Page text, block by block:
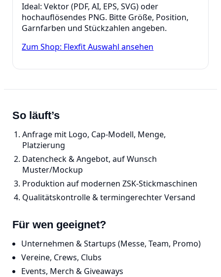
Ideal: Vektor (PDF, AI, EPS, SVG) oder
hochauflösendes PNG. Bitte Größe, Position,
Garnfarben und Stückzahlen angeben.
Zum Shop: Flexfit Auswahl ansehen
So läuft’s
Anfrage mit Logo, Cap‑Modell, Menge,
Platzierung
Datencheck & Angebot, auf Wunsch
Muster/Mockup
Produktion auf modernen ZSK‑Stickmaschinen
Qualitätskontrolle & termingerechter Versand
Für wen geeignet?
Unternehmen & Startups (Messe, Team, Promo)
Vereine, Crews, Clubs
Events, Merch & Giveaways